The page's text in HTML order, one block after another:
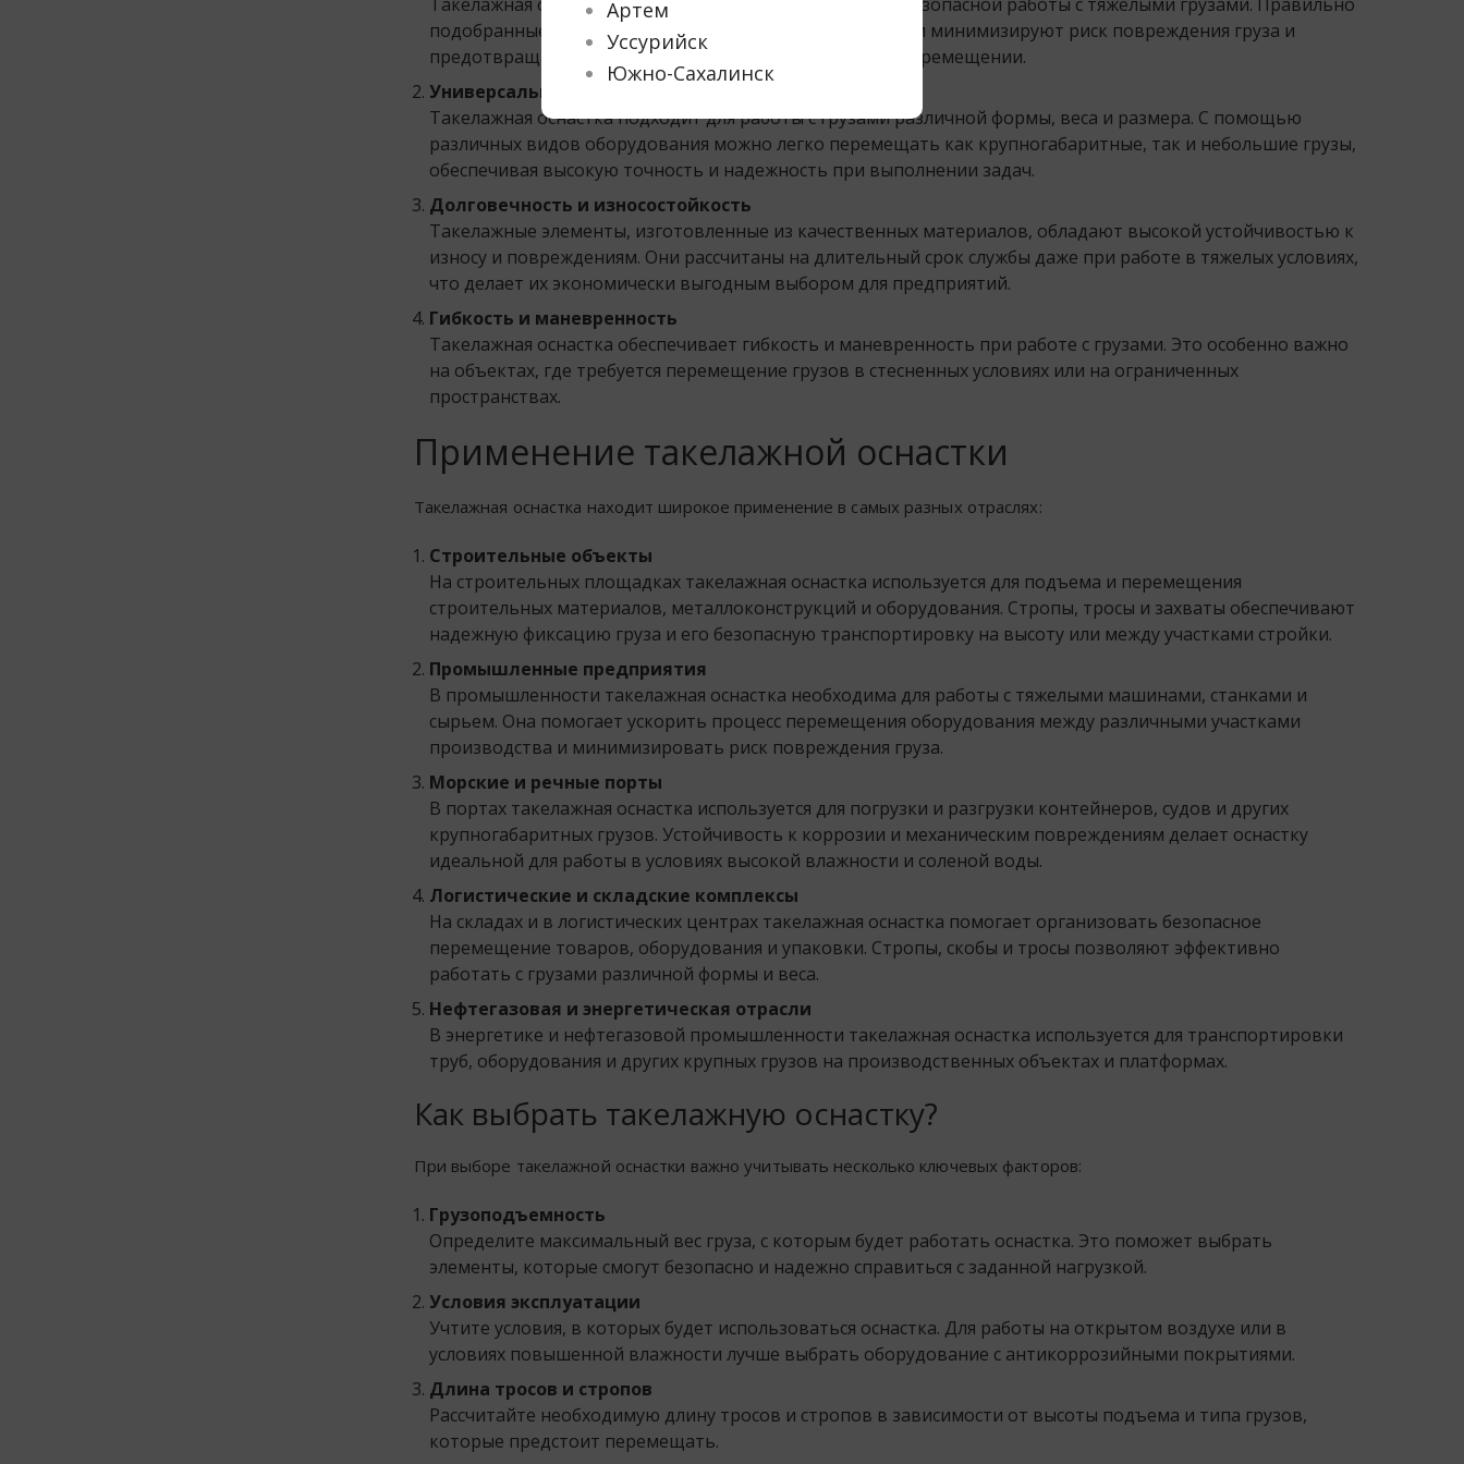
подобранные стропы, тросы и другие элементы оснастки минимизируют риск повреждения груза и
предотвращают аварийные ситуации при подъеме и перемещении.
Универсальность применения
Такелажная оснастка подходит для работы с грузами различной формы, веса и размера. С помощью
различных видов оборудования можно легко перемещать как крупногабаритные, так и небольшие грузы,
обеспечивая высокую точность и надежность при выполнении задач.
Долговечность и износостойкость
Такелажные элементы, изготовленные из качественных материалов, обладают высокой устойчивостью к
износу и повреждениям. Они рассчитаны на длительный срок службы даже при работе в тяжелых условиях,
что делает их экономически выгодным выбором для предприятий.
Гибкость и маневренность
Такелажная оснастка обеспечивает гибкость и маневренность при работе с грузами. Это особенно важно
на объектах, где требуется перемещение грузов в стесненных условиях или на ограниченных
пространствах.
Применение такелажной оснастки
Такелажная оснастка находит широкое применение в самых разных отраслях:
Строительные объекты
На строительных площадках такелажная оснастка используется для подъема и перемещения
строительных материалов, металлоконструкций и оборудования. Стропы, тросы и захваты обеспечивают
надежную фиксацию груза и его безопасную транспортировку на высоту или между участками стройки.
Промышленные предприятия
В промышленности такелажная оснастка необходима для работы с тяжелыми машинами, станками и
сырьем. Она помогает ускорить процесс перемещения оборудования между различными участками
производства и минимизировать риск повреждения груза.
Морские и речные порты
В портах такелажная оснастка используется для погрузки и разгрузки контейнеров, судов и других
крупногабаритных грузов. Устойчивость к коррозии и механическим повреждениям делает оснастку
идеальной для работы в условиях высокой влажности и соленой воды.
Логистические и складские комплексы
На складах и в логистических центрах такелажная оснастка помогает организовать безопасное
перемещение товаров, оборудования и упаковки. Стропы, скобы и тросы позволяют эффективно
работать с грузами различной формы и веса.
Нефтегазовая и энергетическая отрасли
В энергетике и нефтегазовой промышленности такелажная оснастка используется для транспортировки
труб, оборудования и других крупных грузов на производственных объектах и платформах.
Как выбрать такелажную оснастку?
При выборе такелажной оснастки важно учитывать несколько ключевых факторов:
Грузоподъемность
Определите максимальный вес груза, с которым будет работать оснастка. Это поможет выбрать
элементы, которые смогут безопасно и надежно справиться с заданной нагрузкой.
Условия эксплуатации
Учтите условия, в которых будет использоваться оснастка. Для работы на открытом воздухе или в
условиях повышенной влажности лучше выбрать оборудование с антикоррозийными покрытиями.
Длина тросов и стропов
Рассчитайте необходимую длину тросов и стропов в зависимости от высоты подъема и типа грузов,
которые предстоит перемещать.
Артем
Уссурийск
Южно-Сахалинск